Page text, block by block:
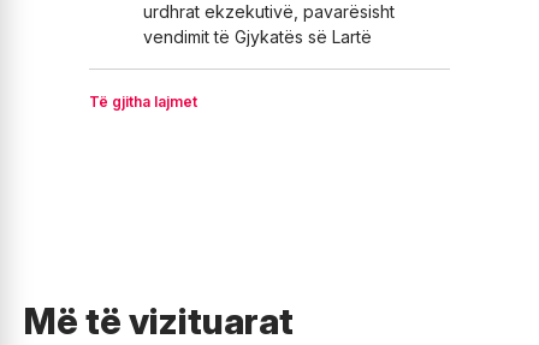
urdhrat ekzekutivë, pavarësisht
vendimit të Gjykatës së Lartë
Të gjitha lajmet
Më të vizituarat